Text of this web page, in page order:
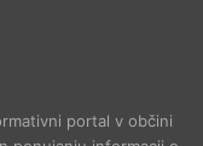
portal v občini